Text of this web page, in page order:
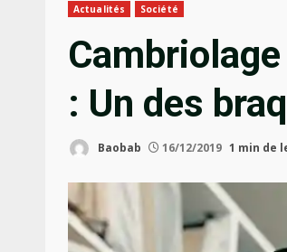
Actualités Société
: Un des
Baobab 16/12/2019 1 min de